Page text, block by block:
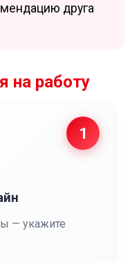
друга
на работу
1
— укажите